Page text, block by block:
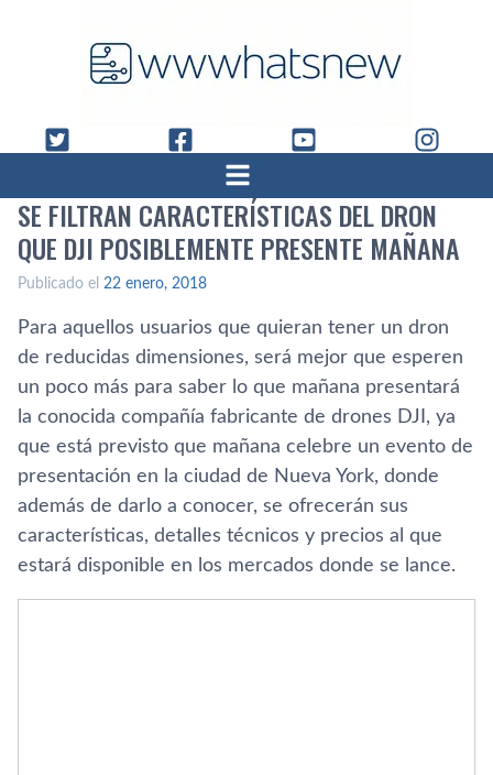
SE FILTRAN CARACTERÍ­STICAS DEL DRON
QUE DJI POSIBLEMENTE PRESENTE MAÑANA
Publicado el 22 enero, 2018
Para aquellos usuarios que quieran tener un dron
de reducidas dimensiones, será mejor que esperen
un poco más para saber lo que mañana presentará
la conocida compañí­a fabricante de drones DJI, ya
que está previsto que mañana celebre un evento de
presentación en la ciudad de Nueva York, donde
además de darlo a conocer, se ofrecerán sus
caracterí­sticas, detalles técnicos y precios al que
estará disponible en los mercados donde se lance.